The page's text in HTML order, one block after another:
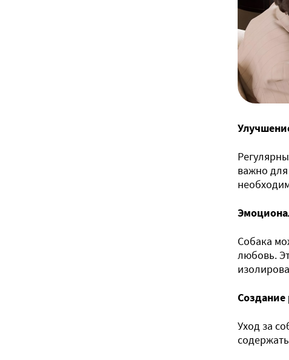
важно
Собака
любовь.
Создание
Уход за